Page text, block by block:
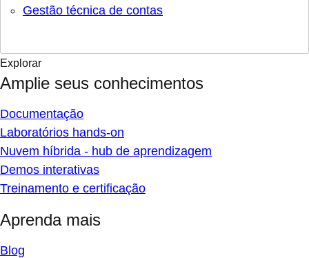
Gestão técnica de contas
Explorar
Amplie seus conhecimentos
Documentação
Laboratórios hands-on
Nuvem híbrida - hub de aprendizagem
Demos interativas
Treinamento e certificação
Aprenda mais
Blog